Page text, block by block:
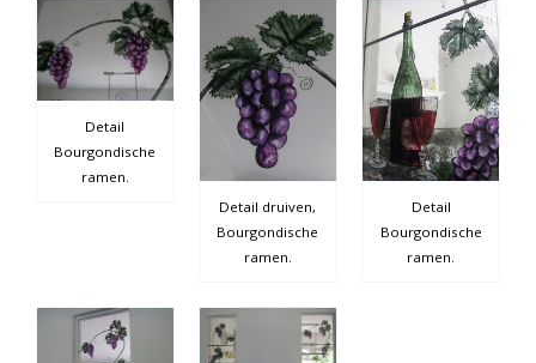
Detail
Bourgondische
ramen.
Detail druiven,
Bourgondische
ramen.
Detail
Bourgondische
ramen.